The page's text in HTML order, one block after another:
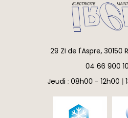
29 ZI de l'Aspre, 30150
04 66 900
Jeudi : 08h00 - 12h00 |